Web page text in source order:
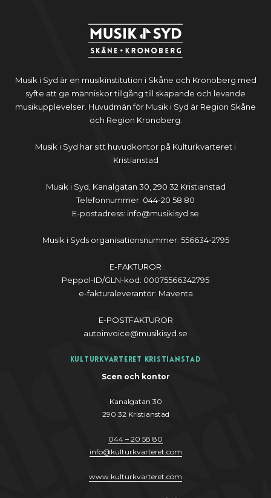
Musik i Syd är en musikinstitution i Skåne och Kronoberg med
syfte att ge människor tillgång till skapande och levande
musikupplevelser. Huvudmän för Musik i Syd är Region Skåne
och Region Kronoberg.
Musik i Syd har sitt huvudkontor på Kulturkvarteret i
Kristianstad
Musik i Syd, Kanalgatan 30, 290 32 Kristianstad
Telefonnummer: 044-20 58 80
E-postadress: info@musikisyd.se
Musik i Syds organisationsnummer: 556634-2795
E-FAKTUROR
Peppol-ID/GLN-kod: 00075566342795
e-fakturaleverantör: Maventa
E-POSTFAKTUROR
autoinvoice@musikisyd.se
Kulturkvarteret Kristianstad
Scen och kontor
Kanalgatan 30
290 32 Kristianstad
044 – 20 58 80
info@kulturkvarteret.com
www.kulturkvarteret.com